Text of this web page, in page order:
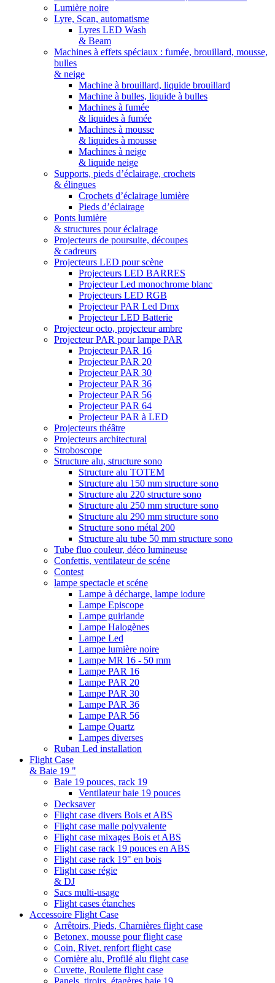
Lumière noire
Lyre, Scan, automatisme
Lyres LED Wash
& Beam
Machines à effets spéciaux : fumée, brouillard, mousse,
bulles
& neige
Machine à brouillard, liquide brouillard
Machine à bulles, liquide à bulles
Machines à fumée
& liquides à fumée
Machines à mousse
& liquides à mousse
Machines à neige
& liquide neige
Supports, pieds d’éclairage, crochets
& élingues
Crochets d’éclairage lumière
Pieds d’éclairage
Ponts lumière
& structures pour éclairage
Projecteurs de poursuite, découpes
& cadreurs
Projecteurs LED pour scène
Projecteurs LED BARRES
Projecteur Led monochrome blanc
Projecteurs LED RGB
Projecteur PAR Led Dmx
Projecteur LED Batterie
Projecteur octo, projecteur ambre
Projecteur PAR pour lampe PAR
Projecteur PAR 16
Projecteur PAR 20
Projecteur PAR 30
Projecteur PAR 36
Projecteur PAR 56
Projecteur PAR 64
Projecteur PAR à LED
Projecteurs théâtre
Projecteurs architectural
Stroboscope
Structure alu, structure sono
Structure alu TOTEM
Structure alu 150 mm structure sono
Structure alu 220 structure sono
Structure alu 250 mm structure sono
Structure alu 290 mm structure sono
Structure sono métal 200
Structure alu tube 50 mm structure sono
Tube fluo couleur, déco lumineuse
Confettis, ventilateur de scéne
Contest
lampe spectacle et scéne
Lampe à décharge, lampe iodure
Lampe Episcope
Lampe guirlande
Lampe Halogènes
Lampe Led
Lampe lumière noire
Lampe MR 16 - 50 mm
Lampe PAR 16
Lampe PAR 20
Lampe PAR 30
Lampe PAR 36
Lampe PAR 56
Lampe Quartz
Lampes diverses
Ruban Led installation
Flight Case
& Baie 19 "
Baie 19 pouces, rack 19
Ventilateur baie 19 pouces
Decksaver
Flight case divers Bois et ABS
Flight case malle polyvalente
Flight case mixages Bois et ABS
Flight case rack 19 pouces en ABS
Flight case rack 19" en bois
Flight case régie
& DJ
Sacs multi-usage
Flight cases étanches
Accessoire Flight Case
Arrêtoirs, Pieds, Charnières flight case
Betonex, mousse pour flight case
Coin, Rivet, renfort flight case
Cornière alu, Profilé alu flight case
Cuvette, Roulette flight case
Panels, tiroirs, étagères baie 19